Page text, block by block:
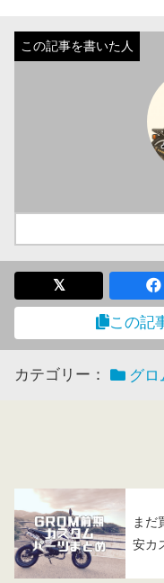
この記
カテゴリー： グロ
まだ
安カ